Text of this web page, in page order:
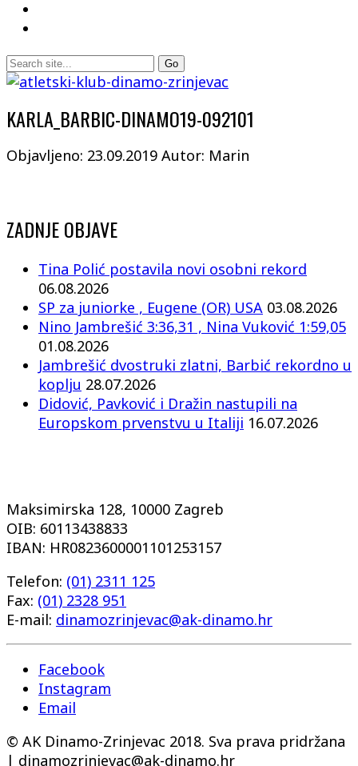
KARLA_BARBIC-DINAMO19-092101
Objavljeno: 23.09.2019 Autor: Marin
ZADNJE OBJAVE
Tina Polić postavila novi osobni rekord
06.08.2026
SP za juniorke , Eugene (OR) USA 03.08.2026
Nino Jambrešić 3:36,31 , Nina Vuković 1:59,05
01.08.2026
Jambrešić dvostruki zlatni, Barbić rekordno u
koplju 28.07.2026
Didović, Pavković i Dražin nastupili na
Europskom prvenstvu u Italiji 16.07.2026
Maksimirska 128, 10000 Zagreb
OIB: 60113438833
IBAN: HR0823600001101253157
Telefon: (01) 2311 125
Fax: (01) 2328 951
E-mail: dinamozrinjevac@ak-dinamo.hr
Facebook
Instagram
Email
© AK Dinamo-Zrinjevac 2018. Sva prava pridržana
| dinamozrinjevac@ak-dinamo.hr